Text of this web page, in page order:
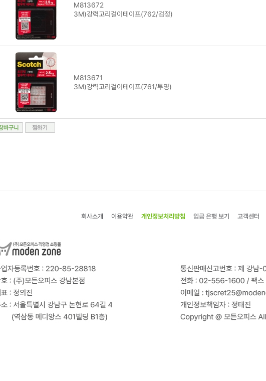
M813672
3M)강력고리걸이테이프(762/검정)
M813671
3M)강력고리걸이테이프(761/투명)
회사소개 이용약관 개인정보처리방침 입금 은행 보기 고객센터